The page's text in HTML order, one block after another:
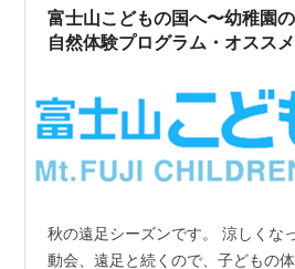
公式サイト - 富士山のふもとは楽
休園しています、…
富士山こどもの国へ〜幼稚園
自然体験プログラム・オスス
秋の遠足シーズンです。 涼しくな
動会、遠足と続くので、子どもの